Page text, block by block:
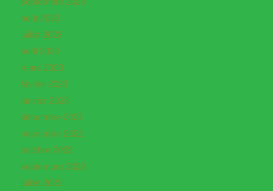
août 2023
juillet 2023
avril 2023
mars 2023
février 2023
janvier 2023
décembre 2022
novembre 2022
octobre 2022
septembre 2022
juillet 2022